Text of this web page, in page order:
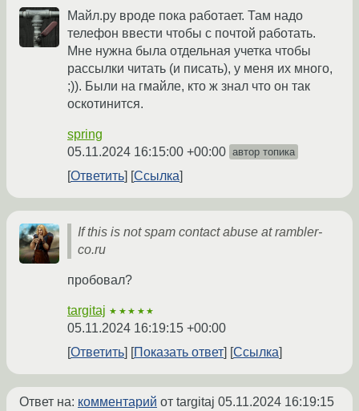
Майл.ру вроде пока работает. Там надо
телефон ввести чтобы с почтой работать.
Мне нужна была отдельная учетка чтобы
рассылки читать (и писать), у меня их много,
;)). Были на гмайле, кто ж знал что он так
оскотинится.
spring
05.11.2024 16:15:00 +00:00 автор топика
Ответить Ссылка
If this is not spam contact abuse at rambler-
co.ru
пробовал?
targitaj ★★★★★
05.11.2024 16:19:15 +00:00
Ответить
Показать ответ Ссылка
Ответ на: комментарий от targitaj 05.11.2024 16:19:15